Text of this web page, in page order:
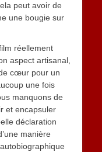
peut avoir de
une bougie sur
réellement
aspect artisanal,
cœur pour un
une fois
manquons de
et encapsuler
déclaration
manière